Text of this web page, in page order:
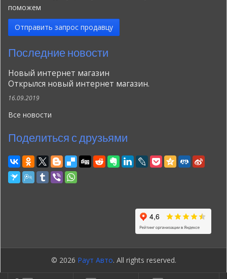
поможем
Отправить запрос продавцу
Последние новости
Новый интернет магазин
Открылся новый интернет магазин.
16.09.2019
Все новости
Поделиться с друзьями
© 2026 Раут Авто. All rights reserved.